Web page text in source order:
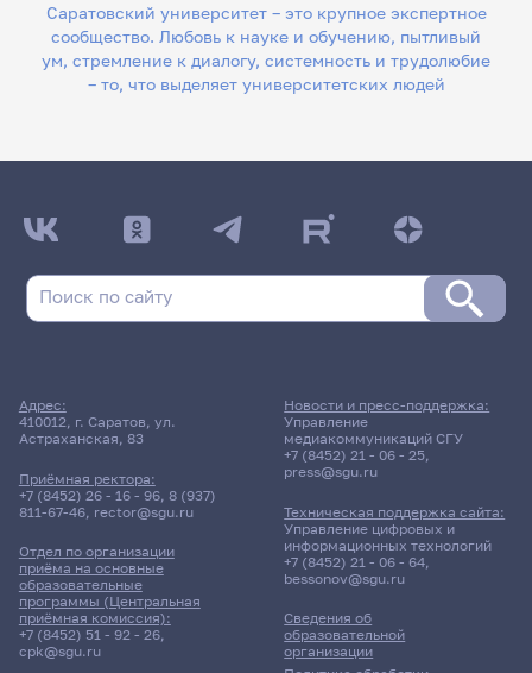
Саратовский университет – это крупное экспертное
сообщество. Любовь к науке и обучению, пытливый
ум, стремление к диалогу, системность и трудолюбие
– то, что выделяет университетских людей
Адрес:
410012, г. Саратов, ул.
Астраханская, 83
Приёмная ректора:
+7 (8452) 26 - 16 - 96, 8 (937)
811-67-46, rector@sgu.ru
Отдел по организации
приёма на основные
образовательные
программы (Центральная
приёмная комиссия):
+7 (8452) 51 - 92 - 26,
cpk@sgu.ru
Сведения об
образовательной
организации
Новости и пресс-поддержка:
Управление
медиакоммуникаций СГУ
+7 (8452) 21 - 06 - 25,
press@sgu.ru
Техническая поддержка сайта:
Управление цифровых и
информационных технологий
+7 (8452) 21 - 06 - 64,
bessonov@sgu.ru